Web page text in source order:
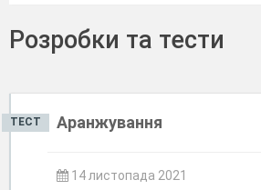
Розробки та тести
ТЕСТ Аранжування
14 листопада 2021